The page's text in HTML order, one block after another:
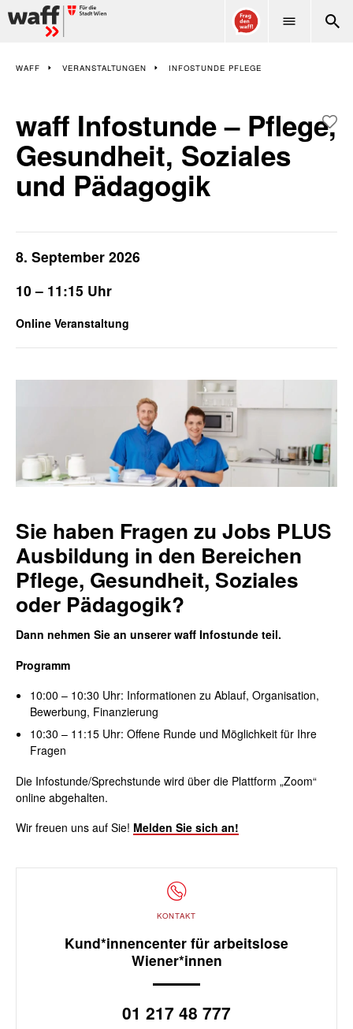
WAFF VERANSTALTUNGEN INFOSTUNDE PFLEGE
waff Infostunde – Pflege,
Gesundheit, Soziales
und Pädagogik
8. September 2026
10 – 11:15 Uhr
Online Veranstaltung
Sie haben Fragen zu Jobs PLUS
Ausbildung in den Bereichen
Pflege, Gesundheit, Soziales
oder Pädagogik?
Dann nehmen Sie an unsererwaff Infostunde teil.
Programm
10:00 – 10:30 Uhr: Informationen zu Ablauf, Organisation,
Bewerbung, Finanzierung
10:30 – 11:15Uhr: Offene Runde und Möglichkeit für Ihre
Fragen
Die Infostunde/Sprechstunde wird über die Plattform „Zoom“
online abgehalten.
Wir freuen uns auf Sie! Melden Sie sich an!
KONTAKT
Kund*innencenter für arbeitslose
Wiener*innen
01 217 48 777